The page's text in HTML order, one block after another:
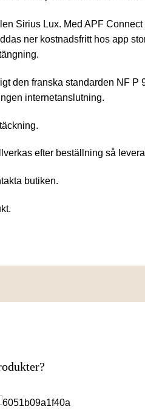
Sirius Lux. Med APF
ner kostnadsfritt hos app
den franska standarden NF
internetanslutning.
efter beställning så
butiken.